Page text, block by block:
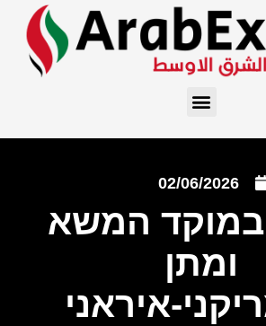
02/06/2026
במוקד המשא
ומתן
איראני